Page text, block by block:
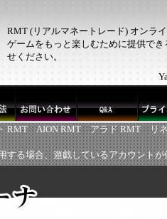
RMT (リアルマネートレード) オンラ
ゲームをもっと楽しむために提供で
せください。
RMT AION RMT アラド RMT リ
る場合、遊戯しているアカウント